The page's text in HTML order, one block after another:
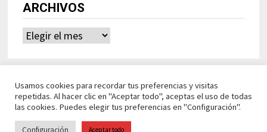
ARCHIVOS
Archivos
Usamos cookies para recordar tus preferencias y visitas
repetidas. Al hacer clic en "Aceptar todo", aceptas el uso de todas
las cookies. Puedes elegir tus preferencias en "Configuración".
Configuración Aceptar todo